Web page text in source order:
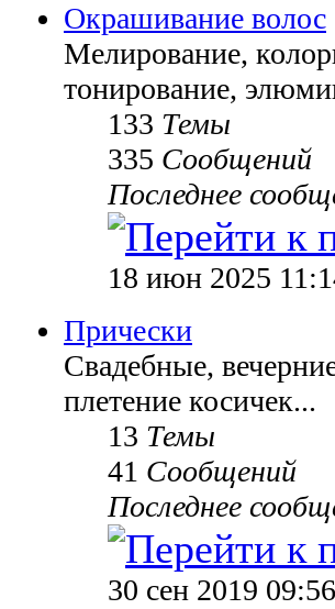
Окрашивание волос
Мелирование,
тонирование,
133 Темы
335 Сообщений
Последнее
18 июн 2025
Прически
Свадебные,
плетение косичек...
13 Темы
41 Сообщений
Последнее
30 сен 2019 09:56